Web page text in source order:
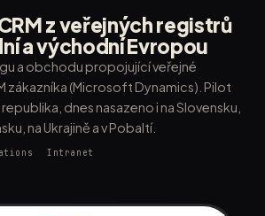
z veřejných registrů
a východní Evropou
a obchodu propojující veřejné
zákazníka (Microsoft Dynamics). Pilot
dnes nasazeno i na Slovensku,
na Ukrajině a v Pobaltí.
Intranet